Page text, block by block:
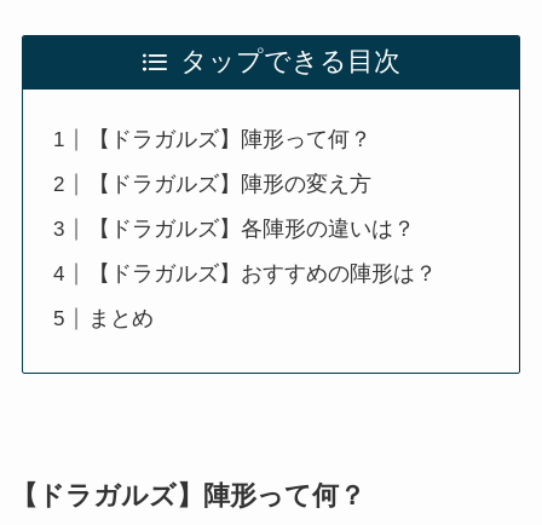
タップできる目次
【ドラガルズ】陣形って何？
【ドラガルズ】陣形の変え方
【ドラガルズ】各陣形の違いは？
【ドラガルズ】おすすめの陣形は？
まとめ
【ドラガルズ】陣形って何？